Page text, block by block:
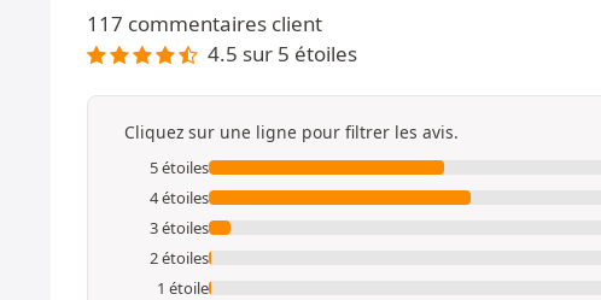
117 commentaires client
4.5 sur 5 étoiles
Cliquez sur une ligne pour filtrer les avis.
5 étoiles
4 étoiles
3 étoiles
2 étoiles
1 étoile